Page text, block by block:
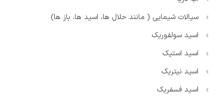
سیالات شیمایی ( مانند حلال ها، اسید ها، باز ها)
اسید سولفوریک
اسید استیک
اسید نیتریک
اسید فسفریک